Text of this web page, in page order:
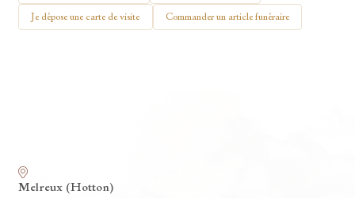
Je dépose une carte de visite Commander un article funéraire
Melreux (Hotton)